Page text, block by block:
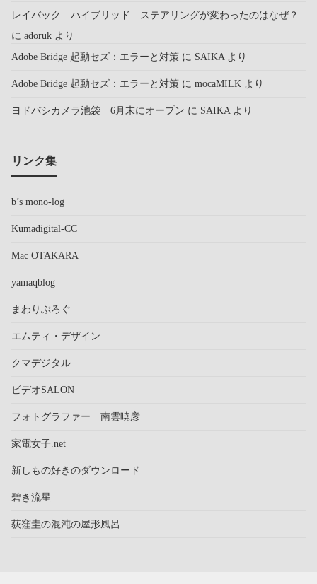
レイバック ハイブリッド ステアリングが変わったのはなぜ？
に adoruk より
Adobe Bridge 起動セズ：エラーと対策 に SAIKA より
Adobe Bridge 起動セズ：エラーと対策 に mocaMILK より
ヨドバシカメラ池袋 6月末にオープン に SAIKA より
リンク集
b’s mono-log
Kumadigital-CC
Mac OTAKARA
yamaqblog
まわりぶろぐ
エムティ・デザイン
クマデジタル
ビデオSALON
フォトグラファー 南雲暁彦
家電女子.net
新しもの好きのダウンロード
碧き流星
荻窪圭の混沌の屋形風呂